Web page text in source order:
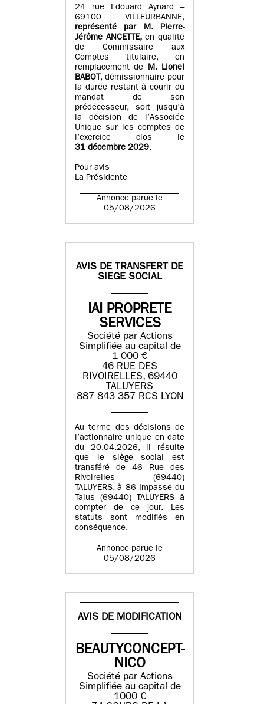
24 rue Edouard Aynard –
69100 VILLEURBANNE,
représenté par M.Pierre-
Jérôme ANCETTE, en qualité
de Commissaire aux
Comptes titulaire, en
remplacement de M.Lionel
BABOT, démissionnaire pour
la durée restant à courir du
mandat de son
prédécesseur, soit jusqu’à
la décision de l’Associée
Unique sur les comptes de
l’exercice clos le
31 décembre 2029.
Pour avis
La Présidente
Annonce parue le
05/08/2026
AVIS DE TRANSFERT DE
SIEGE SOCIAL
IAI PROPRETE
SERVICES
Société par Actions
Simplifiée au capital de
1 000 €
46 RUE DES
RIVOIRELLES, 69440
TALUYERS
887 843 357 RCS LYON
Au terme des décisions de
l’actionnaire unique en date
du 20.04.2026, il résulte
que le siège social est
transféré de 46 Rue des
Rivoirelles (69440)
TALUYERS, à 86 Impasse du
Talus (69440) TALUYERS à
compter de ce jour. Les
statuts sont modifiés en
conséquence.
Annonce parue le
05/08/2026
AVIS DE MODIFICATION
BEAUTYCONCEPT-
NICO
Société par Actions
Simplifiée au capital de
1000 €